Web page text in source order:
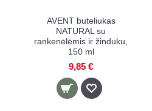
AVENT buteliukas
NATURAL su
rankenėlėmis ir žinduku,
150 ml
9,85 €